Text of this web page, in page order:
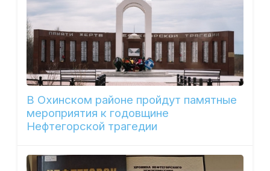
В Охинском районе пройдут памятные
мероприятия к годовщине
Нефтегорской трагедии